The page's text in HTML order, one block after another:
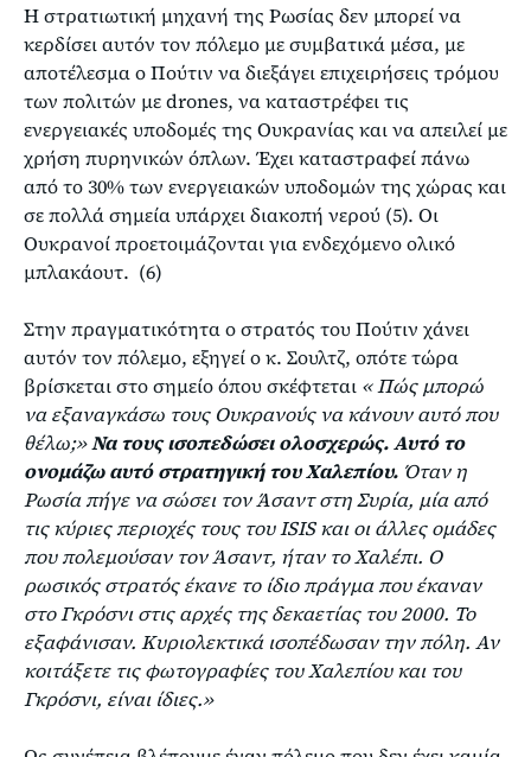
Η στρατιωτική μηχανή της Ρωσίας δεν μπορεί να
κερδίσει αυτόν τον πόλεμο με συμβατικά μέσα, με
αποτέλεσμα ο Πούτιν να διεξάγει επιχειρήσεις τρόμου
των πολιτών με drones, να καταστρέφει τις
ενεργειακές υποδομές της Ουκρανίας και να απειλεί με
χρήση πυρηνικών όπλων. Έχει καταστραφεί πάνω
από το 30% των ενεργειακών υποδομών της χώρας και
σε πολλά σημεία υπάρχει διακοπή νερού (5). Οι
Ουκρανοί προετοιμάζονται για ενδεχόμενο ολικό
μπλακάουτ. (6)
Στην πραγματικότητα ο στρατός του Πούτιν χάνει
αυτόν τον πόλεμο, εξηγεί ο κ. Σουλτζ, οπότε τώρα
βρίσκεται στο σημείο όπου σκέφτεται « Πώς μπορώ
να εξαναγκάσω τους Ουκρανούς να κάνουν αυτό που
θέλω;»Να τους ισοπεδώσει ολοσχερώς. Αυτό το
ονομάζω αυτό στρατηγική του Χαλεπίου. Όταν η
Ρωσία πήγε να σώσει τον Άσαντ στη Συρία, μία από
τις κύριες περιοχές τους του ISIS και οι άλλες ομάδες
που πολεμούσαν τον Άσαντ, ήταν το Χαλέπι. Ο
ρωσικός στρατός έκανε το ίδιο πράγμα που έκαναν
στο Γκρόσνι στις αρχές της δεκαετίας του 2000. Το
εξαφάνισαν. Κυριολεκτικά ισοπέδωσαν την πόλη. Αν
κοιτάξετε τις φωτογραφίες του Χαλεπίου και του
Γκρόσνι, είναι ίδιες.»